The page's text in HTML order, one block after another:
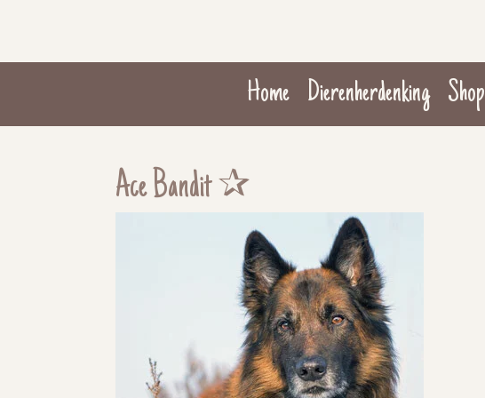
naar
Home Dierenherdenking Shop
Ace Bandit ✰